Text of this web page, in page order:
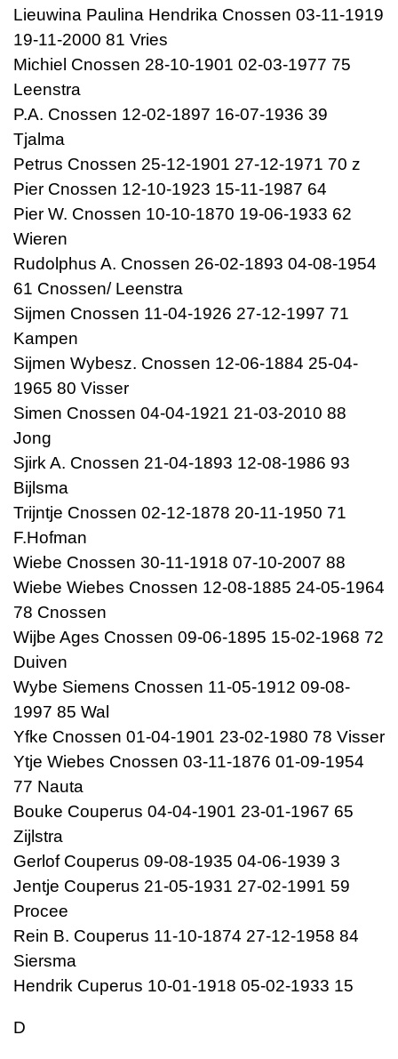
Lieuwina Paulina Hendrika Cnossen 03-11-1919
19-11-2000 81 Vries
Michiel Cnossen 28-10-1901 02-03-1977 75
Leenstra
P.A. Cnossen 12-02-1897 16-07-1936 39
Tjalma
Petrus Cnossen 25-12-1901 27-12-1971 70 z
Pier Cnossen 12-10-1923 15-11-1987 64
Pier W. Cnossen 10-10-1870 19-06-1933 62
Wieren
Rudolphus A. Cnossen 26-02-1893 04-08-1954
61 Cnossen/ Leenstra
Sijmen Cnossen 11-04-1926 27-12-1997 71
Kampen
Sijmen Wybesz. Cnossen 12-06-1884 25-04-
1965 80 Visser
Simen Cnossen 04-04-1921 21-03-2010 88
Jong
Sjirk A. Cnossen 21-04-1893 12-08-1986 93
Bijlsma
Trijntje Cnossen 02-12-1878 20-11-1950 71
F.Hofman
Wiebe Cnossen 30-11-1918 07-10-2007 88
Wiebe Wiebes Cnossen 12-08-1885 24-05-1964
78 Cnossen
Wijbe Ages Cnossen 09-06-1895 15-02-1968 72
Duiven
Wybe Siemens Cnossen 11-05-1912 09-08-
1997 85 Wal
Yfke Cnossen 01-04-1901 23-02-1980 78 Visser
Ytje Wiebes Cnossen 03-11-1876 01-09-1954
77 Nauta
Bouke Couperus 04-04-1901 23-01-1967 65
Zijlstra
Gerlof Couperus 09-08-1935 04-06-1939 3
Jentje Couperus 21-05-1931 27-02-1991 59
Procee
Rein B. Couperus 11-10-1874 27-12-1958 84
Siersma
Hendrik Cuperus 10-01-1918 05-02-1933 15
D